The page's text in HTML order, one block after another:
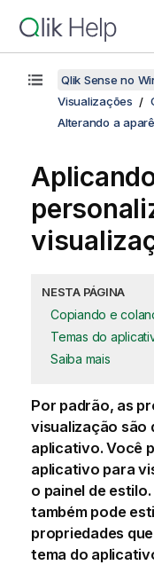
Qlik Sense no
Visualizações
Alterando a
NESTA PÁGINA
Copiando e
Temas do
Saiba mais
Por padrão, as
visualização são
aplicativo. Você
aplicativo para
o painel de
também pode
propriedades
tema do